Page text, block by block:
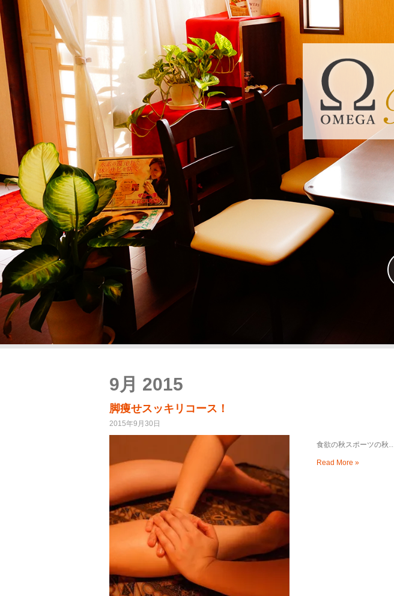
長崎市のリンパドレナージュ専門店！ココウォークすぐそば
⇒ ホットペッパービューティーで予約
9月 2015
脚痩せスッキリコース！
2015年9月30日
食欲の秋スポーツの秋
Read More »